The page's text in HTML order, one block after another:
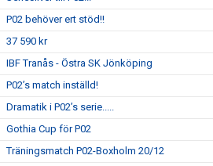
P02 behöver ert stöd!!
37 590 kr
IBF Tranås - Östra SK Jönköping
P02’s match inställd!
Dramatik i P02’s serie.....
Gothia Cup för P02
Träningsmatch P02-Boxholm 20/12